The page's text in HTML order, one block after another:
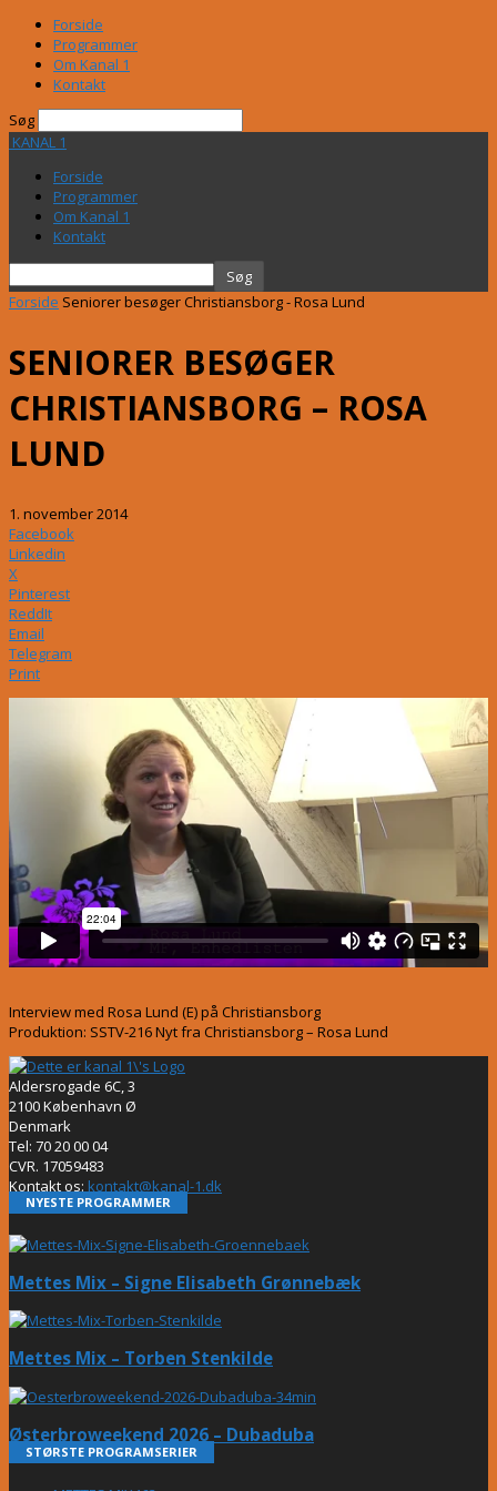
Forside
Programmer
Om Kanal 1
Kontakt
Søg
KANAL 1
Forside
Programmer
Om Kanal 1
Kontakt
Forside Seniorer besøger Christiansborg - Rosa Lund
SENIORER BESØGER
CHRISTIANSBORG – ROSA
LUND
1. november 2014
Facebook
Linkedin
X
Pinterest
ReddIt
Email
Telegram
Print
Interview med Rosa Lund (E) på Christiansborg
Produktion: SSTV-216 Nyt fra Christiansborg – Rosa Lund
Aldersrogade 6C, 3
2100 København Ø
Denmark
Tel: 70 20 00 04
CVR. 17059483
Kontakt os: kontakt@kanal-1.dk
NYESTE PROGRAMMER
Mettes Mix – Signe Elisabeth Grønnebæk
Mettes Mix – Torben Stenkilde
Østerbroweekend 2026 – Dubaduba
STØRSTE PROGRAMSERIER